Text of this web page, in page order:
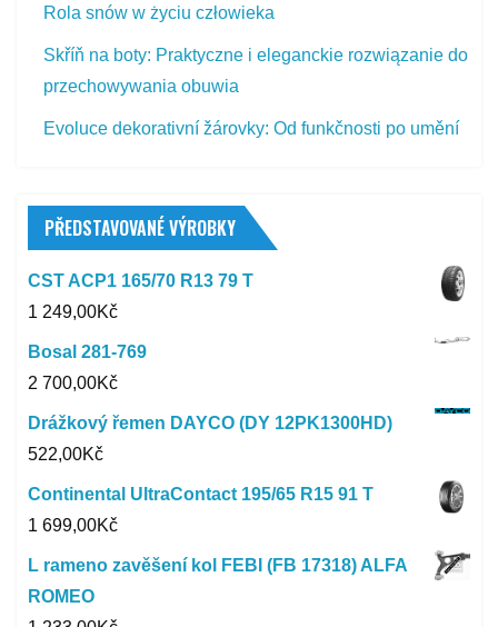
Rola snów w życiu człowieka
Skříň na boty: Praktyczne i eleganckie rozwiązanie do
przechowywania obuwia
Evoluce dekorativní žárovky: Od funkčnosti po umění
PŘEDSTAVOVANÉ VÝROBKY
CST ACP1 165/70 R13 79 T
1 249,00Kč
Bosal 281-769
2 700,00Kč
Drážkový řemen DAYCO (DY 12PK1300HD)
522,00Kč
Continental UltraContact 195/65 R15 91 T
1 699,00Kč
L rameno zavěšení kol FEBI (FB 17318) ALFA
ROMEO